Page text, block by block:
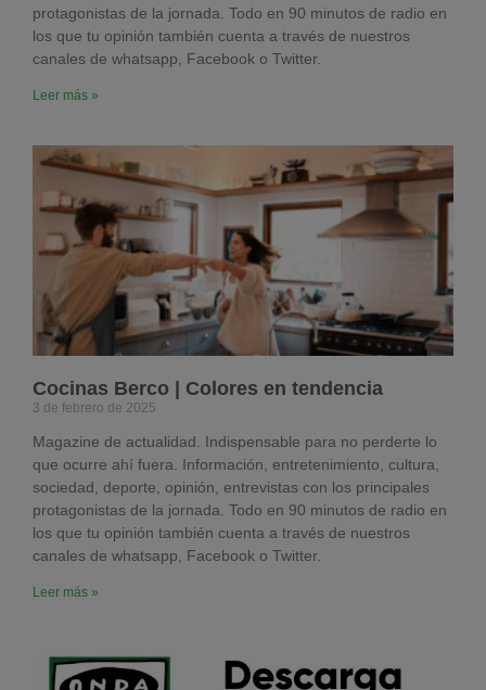
protagonistas de la jornada. Todo en 90 minutos de radio en
los que tu opinión también cuenta a través de nuestros
canales de whatsapp, Facebook o Twitter.
Leer más »
Cocinas Berco | Colores en tendencia
3 de febrero de 2025
Magazine de actualidad. Indispensable para no perderte lo
que ocurre ahí fuera. Información, entretenimiento, cultura,
sociedad, deporte, opinión, entrevistas con los principales
protagonistas de la jornada. Todo en 90 minutos de radio en
los que tu opinión también cuenta a través de nuestros
canales de whatsapp, Facebook o Twitter.
Leer más »